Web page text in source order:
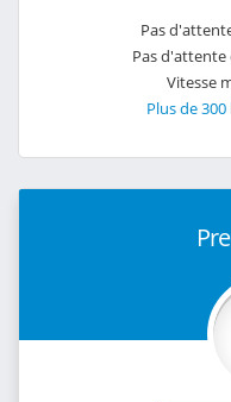
Pas
Pas
Vitesse
Plus de